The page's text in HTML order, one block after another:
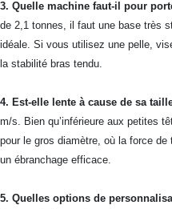
3. Quelle machine faut-il pour
de 2,1 tonnes, il faut une base très
idéale. Si vous utilisez une pelle,
la stabilité bras tendu.
4. Est-elle lente à cause de sa
m/s. Bien qu’inférieure aux petites
pour le gros diamètre, où la force
un ébranchage efficace.
5. Quelles options de